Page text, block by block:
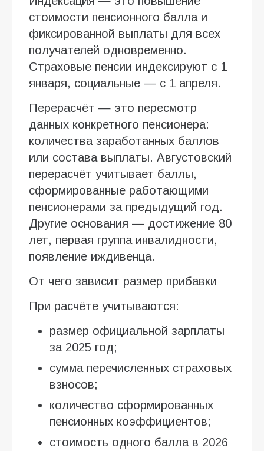
стоимости пенсионного балла и
фиксированной выплаты для всех
получателей одновременно.
Страховые пенсии индексируют с 1
января, социальные — с 1 апреля.
Перерасчёт — это пересмотр
данных конкретного пенсионера:
количества заработанных баллов
или состава выплаты. Августовский
перерасчёт учитывает баллы,
сформированные работающими
пенсионерами за предыдущий год.
Другие основания — достижение 80
лет, первая группа инвалидности,
появление иждивенца.
От чего зависит размер прибавки
При расчёте учитываются:
размер официальной зарплаты
за 2025 год;
сумма перечисленных страховых
взносов;
количество сформированных
пенсионных коэффициентов;
стоимость одного балла в 2026